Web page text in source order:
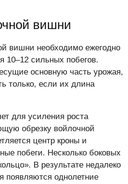
вишни
вишни необходимо ежегодно
10–12 сильных побегов.
основную часть урожая,
только, если их длина
для усиления роста
обрезку войлочной
центр кроны и
побеги. Несколько боковых
В результате недалеко
появляются однолетние